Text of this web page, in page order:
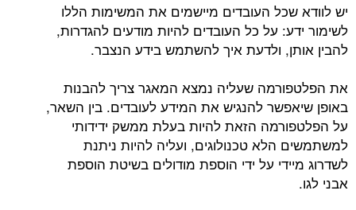
יש לוודא שכל העובדים מיישמים את המשימות הללו
לשימור ידע: על כל העובדים להיות מודעים להגדרות,
להבין אותן, ולדעת איך להשתמש בידע הנצבר.
את הפלטפורמה שעליה נמצא המאגר צריך להבנות
באופן שיאפשר להנגיש את המידע לעובדים. בין השאר,
על הפלטפורמה הזאת להיות בעלת ממשק ידידותי
למשתמשים הלא טכנולוגים, ועליה להיות ניתנת
לשדרוג מיידי על ידי הוספת מודולים בשיטת הוספת
אבני לגו.